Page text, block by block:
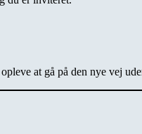
at gå på den nye vej